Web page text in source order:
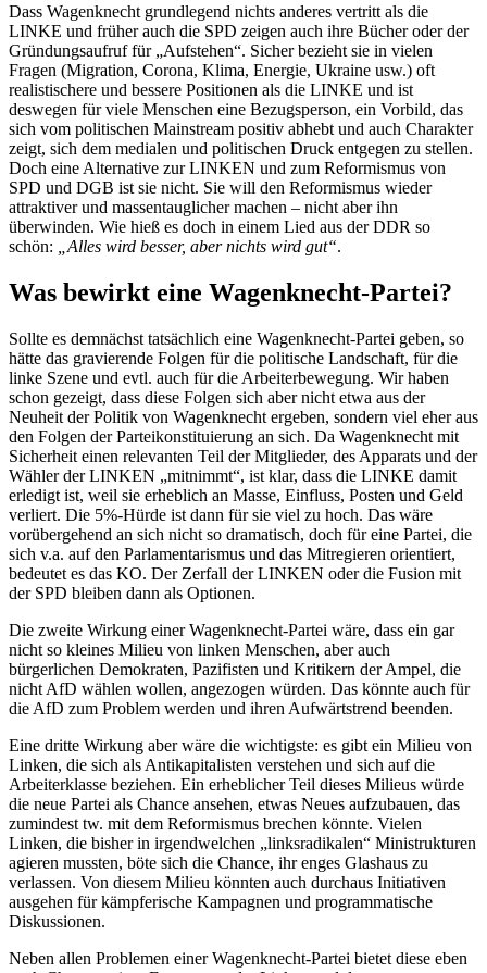
Dass Wagenknecht grundlegend nichts anderes vertritt als die
LINKE und früher auch die SPD zeigen auch ihre Bücher oder der
Gründungsaufruf für „Aufstehen“. Sicher bezieht sie in vielen
Fragen (Migration, Corona, Klima, Energie, Ukraine usw.) oft
realistischere und bessere Positionen als die LINKE und ist
deswegen für viele Menschen eine Bezugsperson, ein Vorbild, das
sich vom politischen Mainstream positiv abhebt und auch Charakter
zeigt, sich dem medialen und politischen Druck entgegen zu stellen.
Doch eine Alternative zur LINKEN und zum Reformismus von
SPD und DGB ist sie nicht. Sie will den Reformismus wieder
attraktiver und massentauglicher machen – nicht aber ihn
überwinden. Wie hieß es doch in einem Lied aus der DDR so
schön:
„Alles wird besser, aber nichts wird gut“.
Was bewirkt eine Wagenknecht-Partei?
Sollte es demnächst tatsächlich eine Wagenknecht-Partei geben, so
hätte das gravierende Folgen für die politische Landschaft, für die
linke Szene und evtl. auch für die Arbeiterbewegung. Wir haben
schon gezeigt, dass diese Folgen sich aber nicht etwa aus der
Neuheit der Politik von Wagenknecht ergeben, sondern viel eher aus
den Folgen der Parteikonstituierung an sich. Da Wagenknecht mit
Sicherheit einen relevanten Teil der Mitglieder, des Apparats und der
Wähler der LINKEN „mitnimmt“, ist klar, dass die LINKE damit
erledigt ist, weil sie erheblich an Masse, Einfluss, Posten und Geld
verliert. Die 5%-Hürde ist dann für sie viel zu hoch. Das wäre
vorübergehend an sich nicht so dramatisch, doch für eine Partei, die
sich v.a. auf den Parlamentarismus und das Mitregieren orientiert,
bedeutet es das KO. Der Zerfall der LINKEN oder die Fusion mit
der SPD bleiben dann als Optionen.
Die zweite Wirkung einer Wagenknecht-Partei wäre, dass ein gar
nicht so kleines Milieu von linken Menschen, aber auch
bürgerlichen Demokraten, Pazifisten und Kritikern der Ampel, die
nicht AfD wählen wollen, angezogen würden. Das könnte auch für
die AfD zum Problem werden und ihren Aufwärtstrend beenden.
Eine dritte Wirkung aber wäre die wichtigste: es gibt ein Milieu von
Linken, die sich als Antikapitalisten verstehen und sich auf die
Arbeiterklasse beziehen. Ein erheblicher Teil dieses Milieus würde
die neue Partei als Chance ansehen, etwas Neues aufzubauen, das
zumindest tw. mit dem Reformismus brechen könnte. Vielen
Linken, die bisher in irgendwelchen „linksradikalen“ Ministrukturen
agieren mussten, böte sich die Chance, ihr enges Glashaus zu
verlassen. Von diesem Milieu könnten auch durchaus Initiativen
ausgehen für kämpferische Kampagnen und programmatische
Diskussionen.
Neben allen Problemen einer Wagenknecht-Partei bietet diese eben